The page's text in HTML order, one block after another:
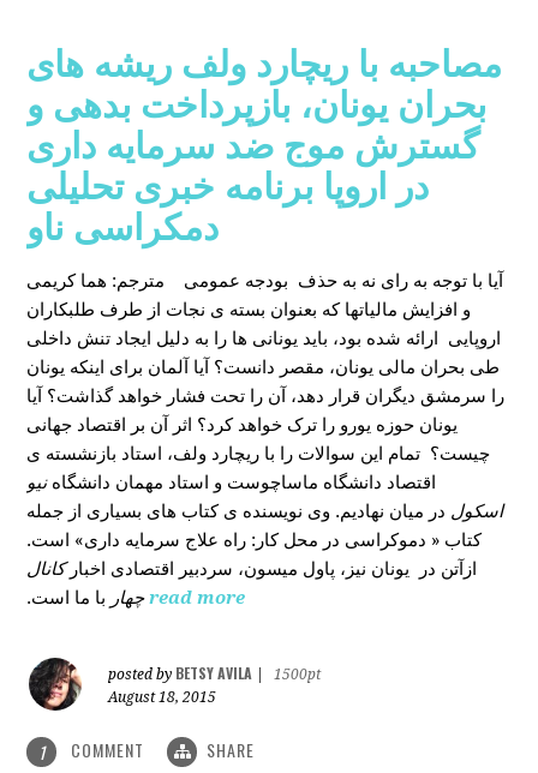
مصاحبه با ریچارد ولف ریشه های
بحران یونان، بازپرداخت بدهی و
گسترش موج ضد سرمایه داری
در اروپا برنامه خبری تحلیلی
دمکراسی ناو
مترجم: هما کریمی
آیا با توجه به رای نه به حذف بودجه عمومی
و افزایش مالیاتها که بعنوان بسته ی نجات از طرف طلبکاران
اروپایی ارائه شده بود، باید یونانی ها را به دلیل ایجاد تنش داخلی
طی بحران مالی یونان، مقصر دانست؟ آیا آلمان برای اینکه یونان
را سرمشق دیگران قرار دهد، آن را تحت فشار خواهد گذاشت؟ آیا
یونان حوزه یورو را ترک خواهد کرد؟ اثر آن بر اقتصاد جهانی
چیست؟ تمام این سوالات را با ریچارد ولف، استاد بازنشسته ی
اقتصاد دانشگاه ماساچوست و استاد مهمان دانشگاهنیو
اسکول در میان نهادیم. وی نویسنده ی کتاب های بسیاری از جمله
کتاب « دموکراسی در محل کار: راه علاج سرمایه داری» است.
ازآتن در یونان نیز، پاول میسون، سردبیر اقتصادی اخبارکانال
چهار با ما است. read more
posted by BETSY AVILA
1500pt
August 18, 2015
1 COMMENT SHARE